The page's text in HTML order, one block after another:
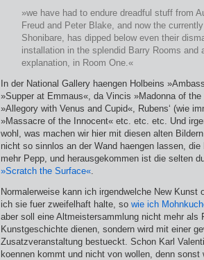
»we have had to endure dreadful stuff from
Freud and Peter Blake, and now the
Shonibare, has dipped below even their
installation in the splendid Barry Rooms and
explanation, in Room One.«
In der National Gallery haengen Holbeins
»Supper at Emmaus«, da Vincis »Madonna of
»Allegory with Venus and Cupid«, Rubens‘ (wie
»Massacre of the Innocent« etc. etc. etc. Und
wohl, was machen wir hier mit diesen alten
nicht so sinnlos an der Wand haengen lassen,
mehr Pepp, und herausgekommen ist die selten
»Scratch the Surface«.
Normalerweise kann ich irgendwelche New Kunst
ich sie fuer zweifelhaft halte, so wie ich
aber soll eine Altmeistersammlung nicht mehr als
Kunstgeschichte dienen, sondern wird mit einer
Zusatzveranstaltung bestueckt. Schon Karl
koennen kommt und nicht von wollen, denn sonst